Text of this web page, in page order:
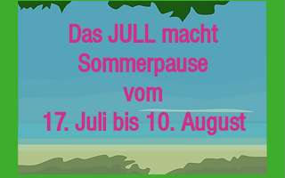
Das JULL macht
Sommerpause
vom
17. Juli bis 10. August